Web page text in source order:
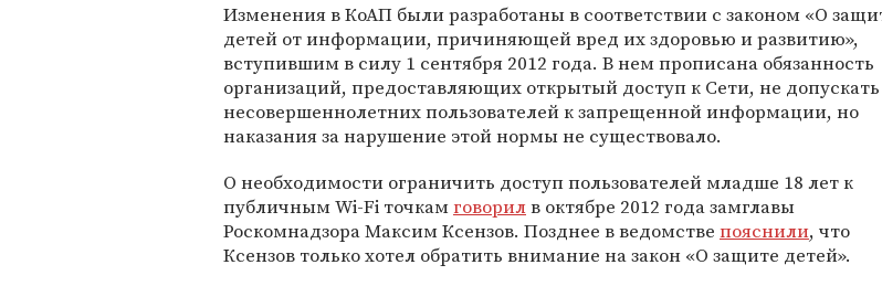
Изменения в КоАП были разработаны в соответствии с законом «О
детей от информации, причиняющей вред их здоровью и развитию»,
вступившим в силу 1 сентября 2012 года. В нем прописана обязанность
организаций, предоставляющих открытый доступ к Сети, не допускать
несовершеннолетних пользователей к запрещенной информации, но
наказания за нарушение этой нормы не существовало.
О необходимости ограничить доступ пользователей младше 18 лет к
публичным Wi-Fi точкамговорилв октябре 2012 года замглавы
Роскомнадзора Максим Ксензов. Позднее в ведомстве пояснили, что
Ксензов только хотел обратить внимание на закон «О защите детей».